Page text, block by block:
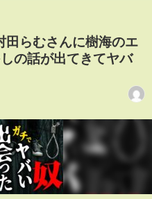
田らむさんに樹海のエ
の話が出てきてヤバ